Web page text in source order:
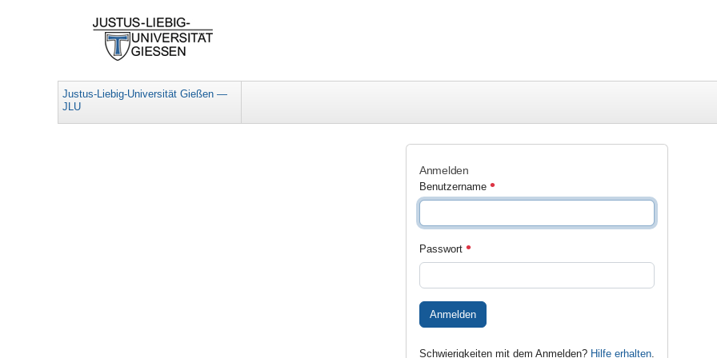
Justus-Liebig-Universität Gießen —
JLU
Anmelden
Benutzername
Passwort
Anmelden
Schwierigkeiten mit dem Anmelden? Hilfe erhalten.